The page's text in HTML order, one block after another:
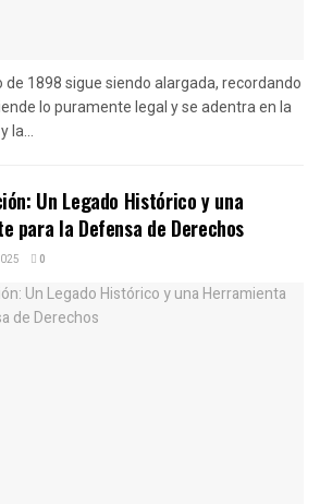
de 1898 sigue siendo alargada, recordando
lo puramente legal y se adentra en la
Un Legado Histórico y una
para la Defensa de Derechos
0